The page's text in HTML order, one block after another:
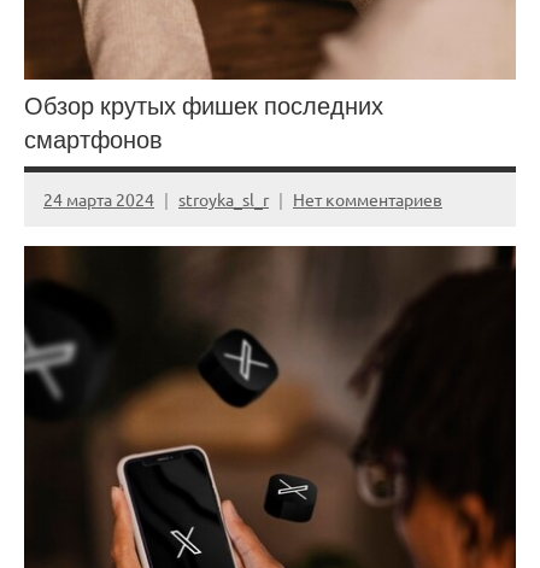
Обзор крутых фишек последних
смартфонов
24 марта 2024 stroyka_sl_r Нет комментариев